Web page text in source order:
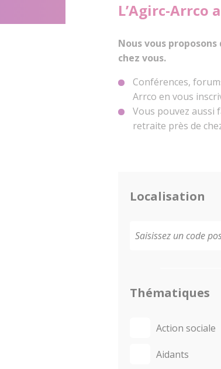
L’Agirc-Arrco
Nous vous
chez vous.
Conférences,
Arrco en vous
Vous pouvez aussi
retraite près de
Localisation
Saisissez un code
Thématiques
Action sociale
Aidants